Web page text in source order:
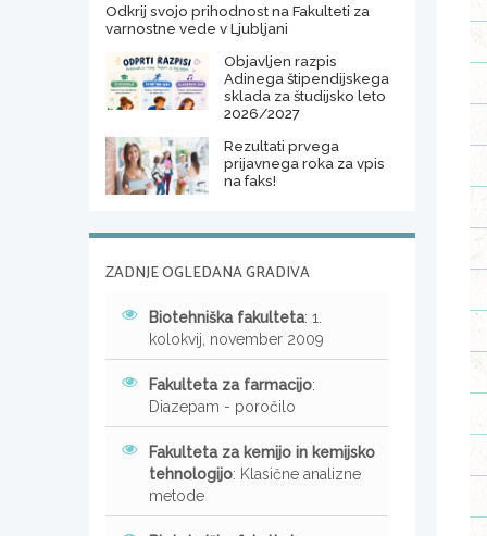
Odkrij svojo prihodnost na Fakulteti za
varnostne vede v Ljubljani
Objavljen razpis
Adinega štipendijskega
sklada za študijsko leto
2026/2027
Rezultati prvega
prijavnega roka za vpis
na faks!
ZADNJE OGLEDANA GRADIVA
Biotehniška fakulteta: 1.
kolokvij, november 2009
Fakulteta za farmacijo:
Diazepam - poročilo
Fakulteta za kemijo in kemijsko
tehnologijo: Klasične analizne
metode